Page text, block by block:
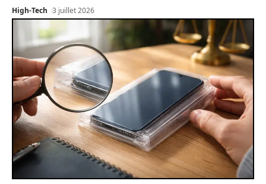
High-Tech 3 juillet 2026